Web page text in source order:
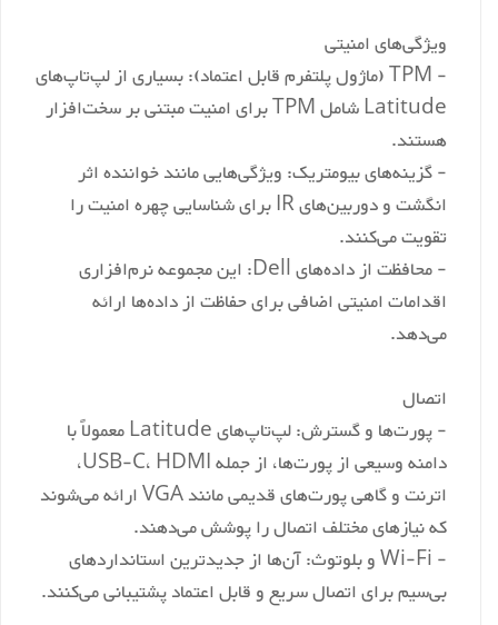
ویژگی‌های امنیتی
- TPM (ماژول پلتفرم قابل اعتماد): بسیاری از لپ‌تاپ‌های
Latitude شامل TPM برای امنیت مبتنی بر سخت‌افزار
هستند.
- گزینه‌های بیومتریک: ویژگی‌هایی مانند خواننده اثر
انگشت و دوربین‌های IR برای شناسایی چهره امنیت را
تقویت می‌کنند.
- محافظت از داده‌های Dell: این مجموعه نرم‌افزاری
اقدامات امنیتی اضافی برای حفاظت از داده‌ها ارائه
می‌دهد.
اتصال
- پورت‌ها و گسترش: لپ‌تاپ‌های Latitude معمولاً با
دامنه وسیعی از پورت‌ها، از جمله USB-C، HDMI،
اترنت و گاهی پورت‌های قدیمی مانند VGA ارائه می‌شوند
که نیازهای مختلف اتصال را پوشش می‌دهند.
- Wi-Fi و بلوتوث: آن‌ها از جدیدترین استانداردهای
بی‌سیم برای اتصال سریع و قابل اعتماد پشتیبانی می‌کنند.